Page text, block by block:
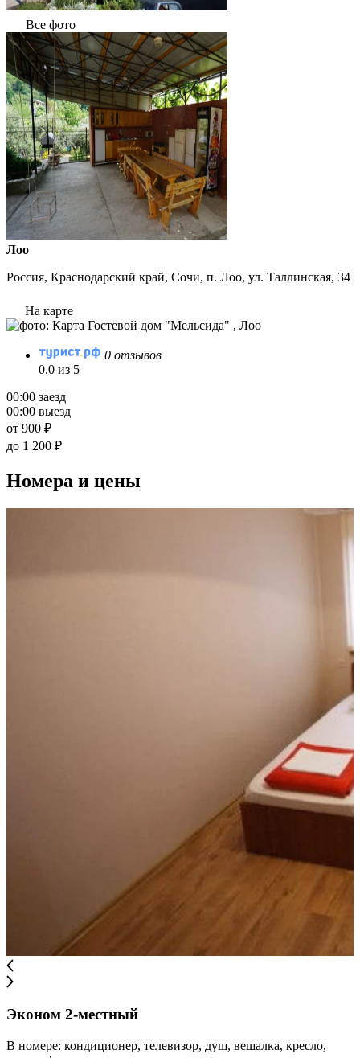
Все фото
Лоо
Россия, Краснодарский край, Сочи, п. Лоо, ул. Таллинская, 34
На карте
0 отзывов
0.0 из 5
00:00 заезд
00:00 выезд
от 900 ₽
до 1 200 ₽
Номера и цены
Эконом 2-местный
В номере: кондиционер, телевизор, душ, вешалка, кресло,